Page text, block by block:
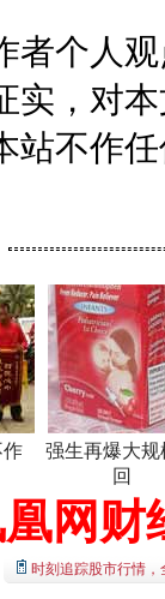
者个人
实，对
站不作
作
强生再爆大规
回
网财
时刻追踪股市行情